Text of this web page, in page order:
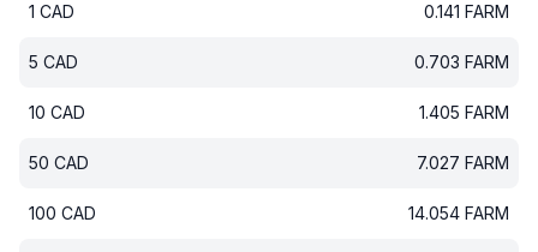
1 CAD 0.141 FARM
5 CAD 0.703 FARM
10 CAD 1.405 FARM
50 CAD 7.027 FARM
100 CAD 14.054 FARM